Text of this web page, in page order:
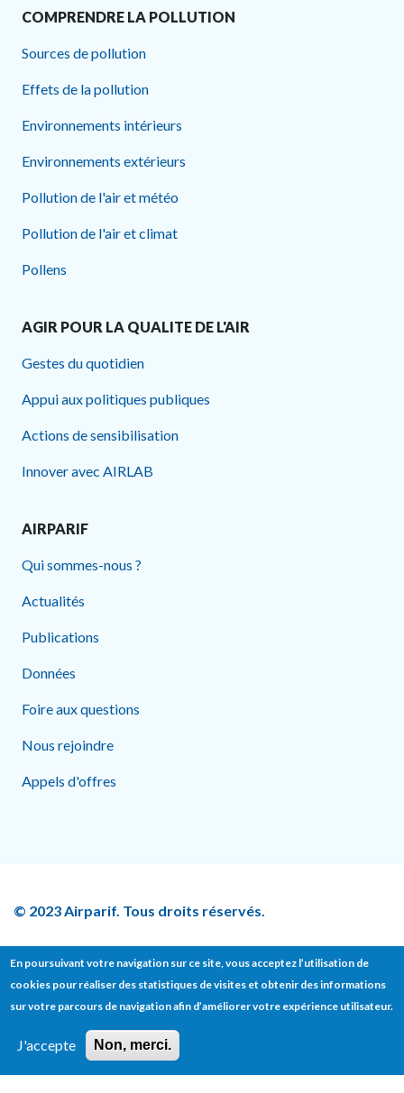
COMPRENDRE LA POLLUTION
Sources de pollution
Effets de la pollution
Environnements intérieurs
Environnements extérieurs
Pollution de l'air et météo
Pollution de l'air et climat
Pollens
AGIR POUR LA QUALITE DE L'AIR
Gestes du quotidien
Appui aux politiques publiques
Actions de sensibilisation
Innover avec AIRLAB
AIRPARIF
Qui sommes-nous ?
Actualités
Publications
Données
Foire aux questions
Nous rejoindre
Appels d'offres
© 2023 Airparif. Tous droits réservés.
Footer bottom
Données personnelles
En poursuivant votre navigation sur ce site, vous acceptez l’utilisation de
cookies pour réaliser des statistiques de visites et obtenir des informations
sur votre parcours de navigation afin d’améliorer votre expérience utilisateur.
J'accepte Non, merci.